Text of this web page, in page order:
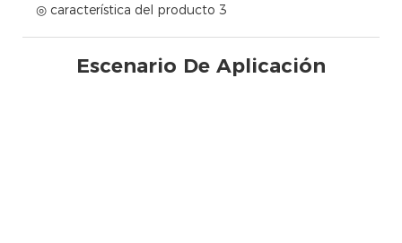
◎ característica del producto 3
Escenario De Aplicación